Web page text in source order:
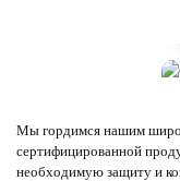
Мы гордимся нашим
сертифицированной
необходимую защиту и